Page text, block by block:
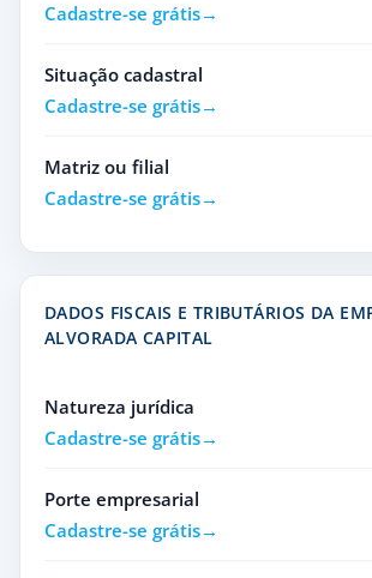
Cadastre-se grátis
Situação cadastral
Cadastre-se grátis
Matriz ou filial
Cadastre-se grátis
DADOS FISCAIS E TRIBUTÁRIOS DA
ALVORADA CAPITAL
Natureza jurídica
Cadastre-se grátis
Porte empresarial
Cadastre-se grátis